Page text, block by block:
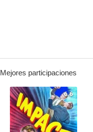
Mejores participaciones
6.6